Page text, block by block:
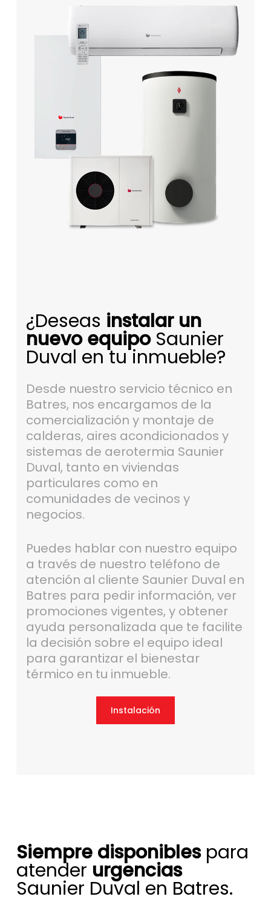
¿Deseas instalar un
nuevo equipoSaunier
Duval en tu inmueble?
Desde nuestro servicio técnico en
Batres, nos encargamos de la
comercialización y montaje de
calderas, aires acondicionados y
sistemas de aerotermia Saunier
Duval, tanto en viviendas
particulares como en
comunidades de vecinos y
negocios.
Puedes hablar con nuestro equipo
a través de nuestro teléfono de
atención al cliente Saunier Duval en
Batres para pedir información, ver
promociones vigentes, y obtener
ayuda personalizada que te facilite
la decisión sobre el equipo ideal
para garantizar el bienestar
térmico en tu inmueble.
Instalación
Siempre disponiblespara
atender urgencias
Saunier Duval en Batres.